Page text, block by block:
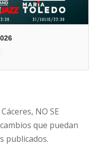
NO SE
que puedan
publicados.